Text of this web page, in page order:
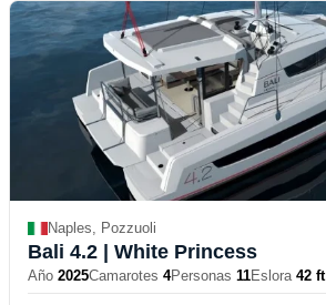
Naples, Pozzuoli
Bali 4.2 | White Princess
Año 2025Camarotes 4Personas 11Eslora 42 ft